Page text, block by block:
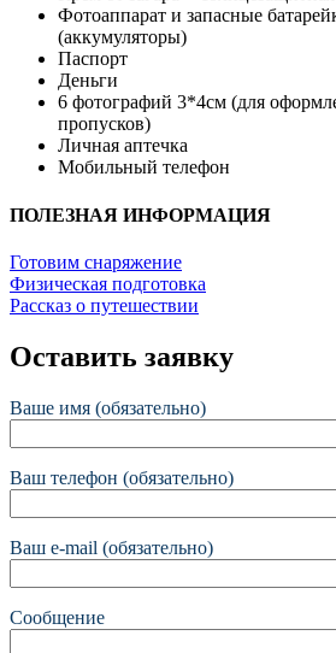
Фотоаппарат и запасные
(аккумуляторы)
Паспорт
Деньги
6 фотографий 3*4см (для
пропусков)
Личная аптечка
Мобильный телефон
ПОЛЕЗНАЯ ИНФОРМАЦИЯ
Готовим снаряжение
Физическая подготовка
Рассказ о путешествии
Оставить заявку
Ваше имя (обязательно)
Ваш телефон (обязательно)
Ваш e-mail (обязательно)
Сообщение